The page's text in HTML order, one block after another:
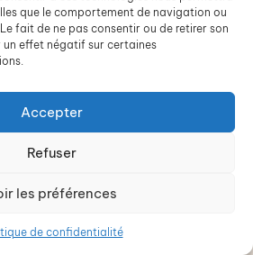
que le comportement de navigation ou
Le fait de ne pas consentir ou de retirer son
effet négatif sur certaines
Accepter
Refuser
les préférences
de confidentialité